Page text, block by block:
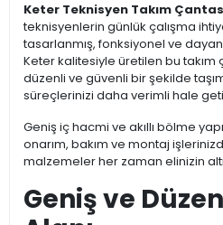
Keter Teknisyen Takım
teknisyenlerin günlük çalışma
tasarlanmış, fonksiyonel ve
Keter kalitesiyle üretilen bu takım
düzenli ve güvenli bir şekilde
süreçlerinizi daha verimli hale
Geniş iç hacmi ve akıllı bölme
onarım, bakım ve montaj
malzemeler her zaman elinizin
Geniş ve